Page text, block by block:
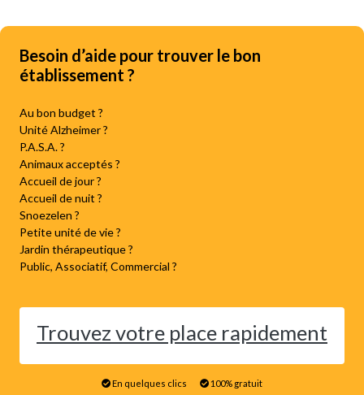
Besoin d’aide pour trouver le bon
établissement ?
Au bon budget ?
Unité Alzheimer ?
P.A.S.A. ?
Animaux acceptés ?
Accueil de jour ?
Accueil de nuit ?
Snoezelen ?
Petite unité de vie ?
Jardin thérapeutique ?
Public, Associatif, Commercial ?
Trouvez votre place rapidement
En quelques clics 100% gratuit